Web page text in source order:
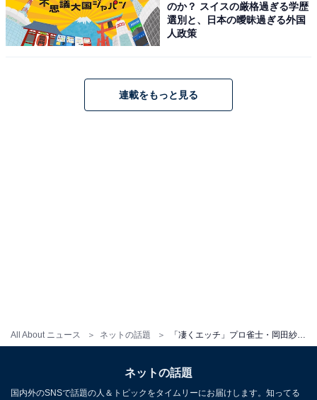
All About ニュース ネットの話題
のか？ スイスの厳格過ぎる学歴
選別と、日本の曖昧過ぎる外国
人政策
連載をもっと見る
ネットの話題
国内外のSNSで話題の人＆トピックをタイムリーにお届けします。知ってる